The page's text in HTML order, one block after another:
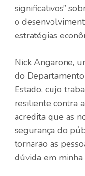
significativos”
o
estratégias
Nick Angarone,
do
Estado, cujo
resiliente contra
acredita que as
segurança do
tornarão as
dúvida em minha